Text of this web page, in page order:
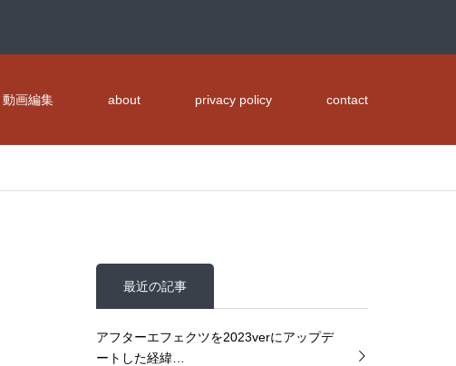
動画編集 about privacy policy contact
最近の記事
アフターエフェクツを2023verにアップデ
ートした経緯…